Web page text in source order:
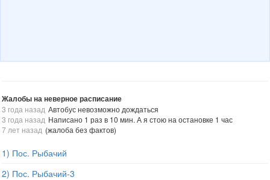
Жалобы на неверное расписание
3 года назад Автобус невозможно дождаться
3 года назад Написано 1 раз в 10 мин. А я стою на остановке 1 час
7 лет назад (жалоба без фактов)
1) Пос. Рыбачий
2) Пос. Рыбачий-3